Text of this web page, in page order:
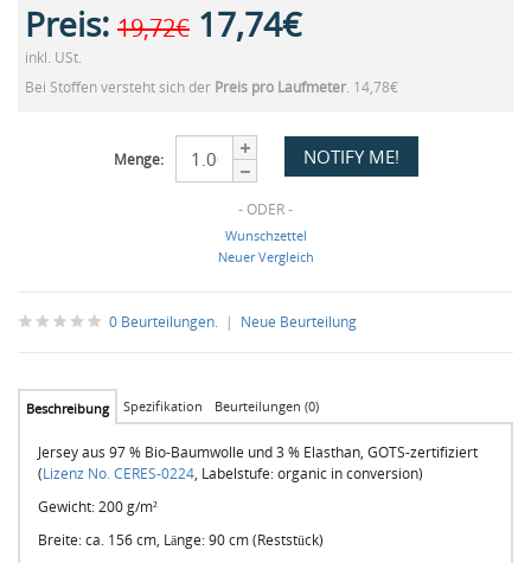
Preis: 19,72€ 17,74€
inkl. USt.
Bei Stoffen versteht sich der Preis pro Laufmeter. 14,78€
Menge:
- ODER -
Wunschzettel
Neuer Vergleich
0 Beurteilungen. | Neue Beurteilung
Beschreibung Spezifikation Beurteilungen (0)
Jersey aus 97 % Bio-Baumwolle und 3 % Elasthan, GOTS-zertifiziert
(Lizenz No. CERES-0224, Labelstufe: organic in conversion)
Gewicht: 200 g/m²
Breite: ca. 156 cm, Länge: 90 cm (Reststück)